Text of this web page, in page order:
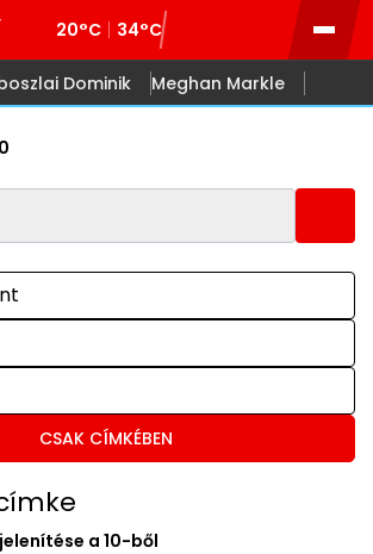
20°C 34°C
Dominik Meghan Markle
CSAK CÍMKÉBEN
a 10-ből